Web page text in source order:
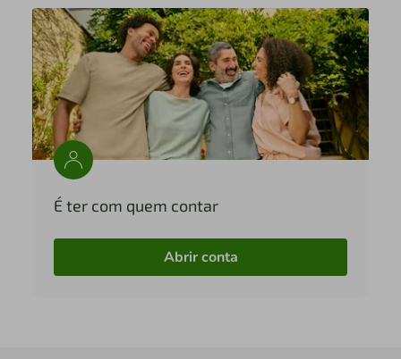
É ter com quem contar
Abrir conta